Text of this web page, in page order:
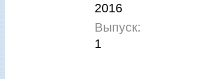
2016
Выпуск:
1